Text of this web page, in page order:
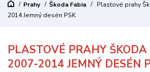
Prahy Škoda Fabia
Plastové prahy
2014 Jemný desén PSK
PLASTOVÉ PRAHY
2007-2014 JEMNÝ DESÉN